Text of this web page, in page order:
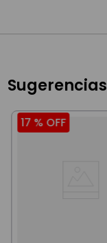
Sugerencias
17 % OFF